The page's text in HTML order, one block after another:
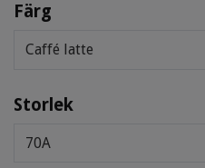
Färg
Caffé latte
Storlek
70A